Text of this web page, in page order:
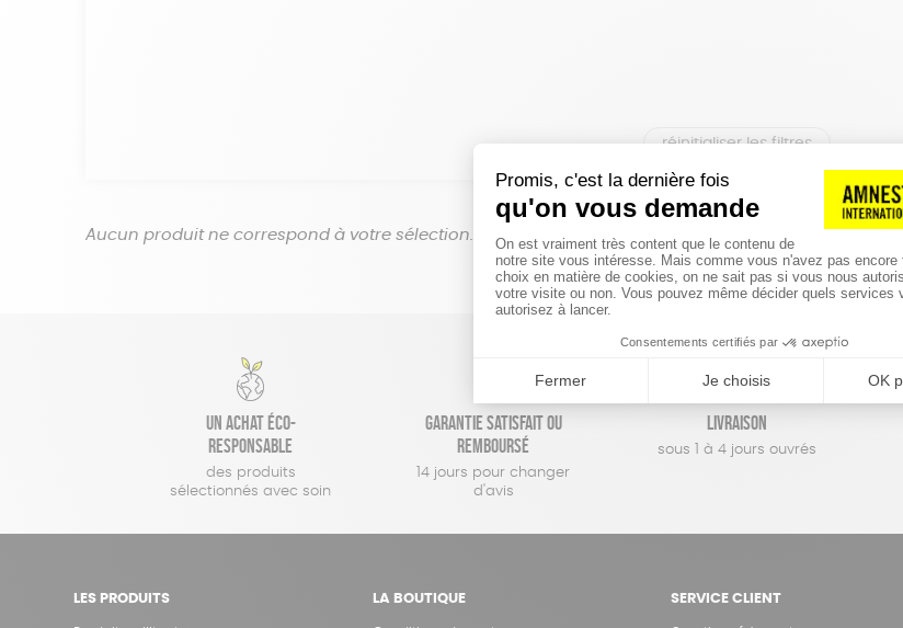
réinitialiser les filtres
Aucun produit ne correspond à votre sélection.
Un achat éco-
responsable
des produits
sélectionnés avec soin
Garantie satisfait ou
remboursé
14 jours pour changer
d'avis
Livraison
sous 1 à 4 jours ouvrés
LES PRODUITS LA BOUTIQUE SERVICE CLIENT